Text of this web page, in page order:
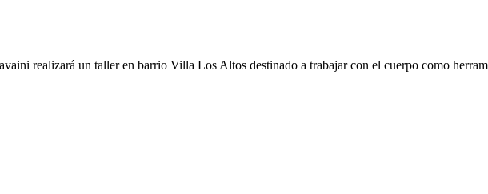
realizará un taller en barrio Villa Los Altos destinado a trabajar con el cuerpo como